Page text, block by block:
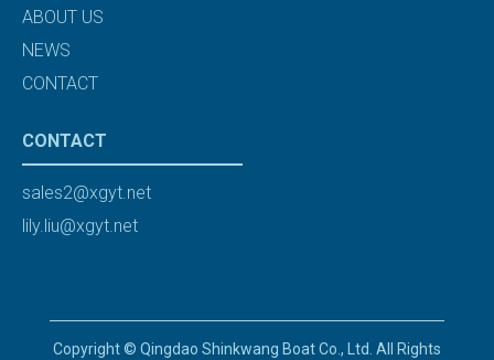
ABOUT US
NEWS
CONTACT
CONTACT
sales2@xgyt.net
lily.liu@xgyt.net
Copyright © Qingdao Shinkwang Boat Co., Ltd. All Rights